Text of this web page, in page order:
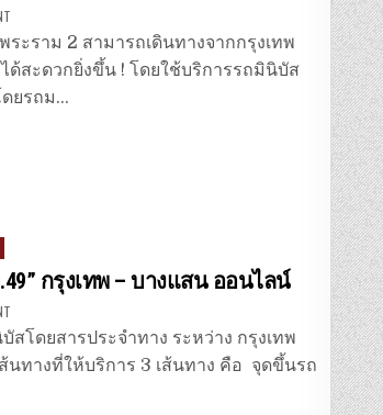
ตั๋ว
รถ
มิ
นิ
บัส
“VAN.49”
ะราม 2 สามารถเดินทางจากกรุงเทพ
ด้สะดวกยิ่งขึ้น ! โดยใช้บริการรถมินิบัส
ดยรถม…
กรุงเทพ – บางแสน ออนไลน์
ตั๋ว
รถ
มิ
นิ
สโดยสารประจำทาง ระหว่าง กรุงเทพ
นทางที่ให้บริการ 3 เส้นทาง คือ จุดขึ้นรถ